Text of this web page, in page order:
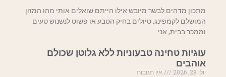
מתכון מדהים לבשר מיובש אילו הייתם שואלים אותי מהו המזון
המושלם לקמפינג, טיולים בחיק הטבע או פשוט לנשנוש טעים
וממכר בבית, אני
עוגיות טחינה טבעוניות ללא גלוטן שכולם
אוהבים
יולי 28, 2026
אין תגובות